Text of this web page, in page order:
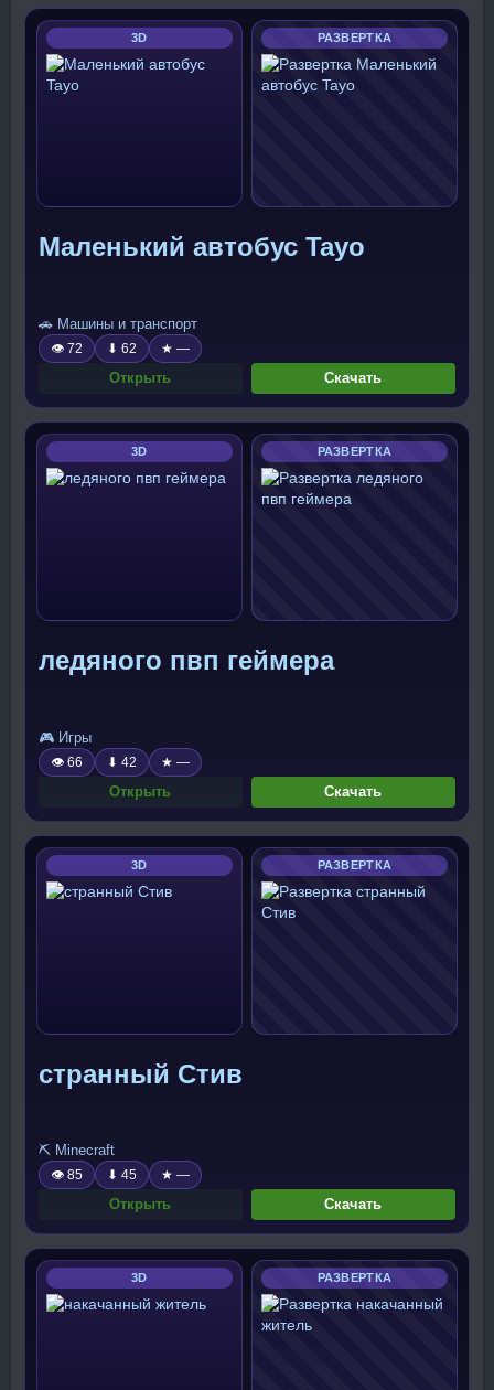
3D РАЗВЕРТКА
Маленький автобус Tayo
🚗 Машины и транспорт
👁 72 ⬇ 62 ★ —
Открыть Скачать
3D РАЗВЕРТКА
ледяного пвп геймера
🎮 Игры
👁 66 ⬇ 42 ★ —
Открыть Скачать
3D РАЗВЕРТКА
странный Стив
⛏️ Minecraft
👁 85 ⬇ 45 ★ —
Открыть Скачать
3D РАЗВЕРТКА